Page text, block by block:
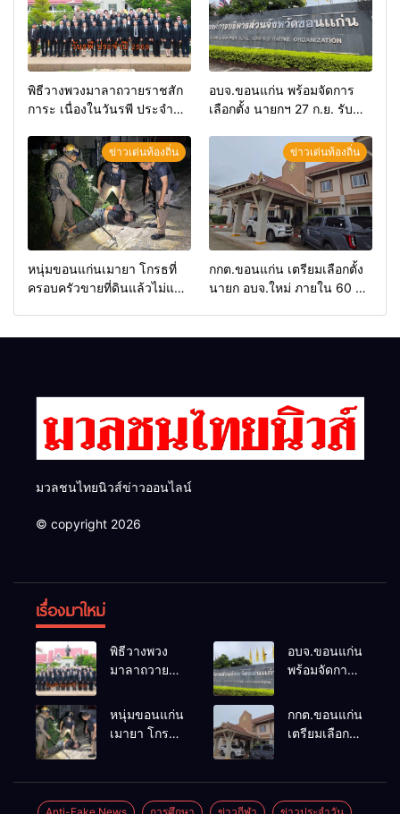
พิธีวางพวงมาลาถวายราชสัก
การะ เนื่องในวันรพี ประจำปี
วันรพี เพื่อเชื่อมความสัมพันธ์
อันดีของหน่วยงานใน
กระบวนการยุติธรรม
อบจ.ขอนแก่น พร้อมจัดการ
เลือกตั้ง นายกฯ 27 ก.ย. รับ
ลงสมัครรับการเลือกตั้งหาก
คุณสมบัติครบ มั่นใจคนใช้
สิทธิ์ทะลุ 70%
ข่าวเด่นท้องถิ่น
หนุ่มขอนแก่นเมายา โกรธที่
ครอบครัวขายที่ดินแล้วไม่แบ่ง
ข่าวเด่นท้องถิ่น
กกต.ขอนแก่น เตรียมเลือกตั้ง
นายก อบจ.ใหม่ ภายใน 60 วัน
มวลชนไทยนิวส์ข่าวออนไลน์
© copyright 2026
เรื่องมาใหม่
พิธีวางพวง
มาลาถวาย
เนื่องในวันรพี
ประจำปี
ฟุตบอลวันรพี
เพื่อเชื่อม
อบจ.ขอนแก่น
พร้อมจัดการ
ยกฯ 27 ก.ย.
รับสมัคร 17-
สมัครรับการ
เลือกตั้งหาก
หนุ่มขอนแก่น
เมายา โกรธที่
คว้าหนังสติ๊ก
กกต.ขอนแก่น
เตรียมเลือกตั้ง
ด้วยการ เปิด